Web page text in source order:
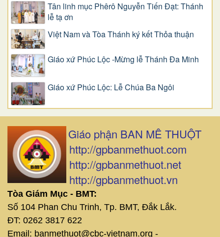
Tân linh mục Phêrô Nguyễn Tiến Đạt: Thánh
lễ tạ ơn
Việt Nam và Tòa Thánh ký kết Thỏa thuận
Giáo xứ Phúc Lộc -Mừng lễ Thánh Đa Minh
Giáo xứ Phúc Lộc: Lễ Chúa Ba Ngôi
Giáo phận BAN MÊ THUỘT
http://gpbanmethuot.com
http://gpbanmethuot.net
http://gpbanmethuot.vn
Tòa Giám Mục - BMT:
Số 104 Phan Chu Trinh, Tp. BMT, Đắk Lắk.
ĐT: 0262 3817 622
Email: banmethuot@cbc-vietnam.org -